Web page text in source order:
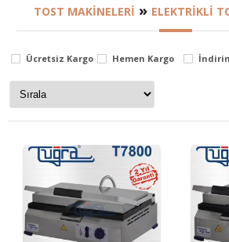
TOST MAKINELERI » ELEKTRIKLI
Ücretsiz Kargo Hemen Kargo